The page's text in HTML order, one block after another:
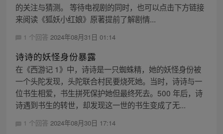
的关注与猜测。 等待电视剧的同时，也可以点击下方链接
来阅读《狐妖小红娘》原著提前了解剧情...
1 个回答 2024年08月31日 01:14
诗诗的妖怪身份暴露
在《西游记 1》中，诗诗是一只蜘蛛精，她的妖怪身份被
一个头陀发现，头陀联合村民要烧死她。当时，诗诗与一
位书生相爱，书生拼死保护她但最终死去。500 年后，诗
诗遇到书生的转世，却发现这一世的书生变成了无...
1 个回答 2024年08月30日 17:14